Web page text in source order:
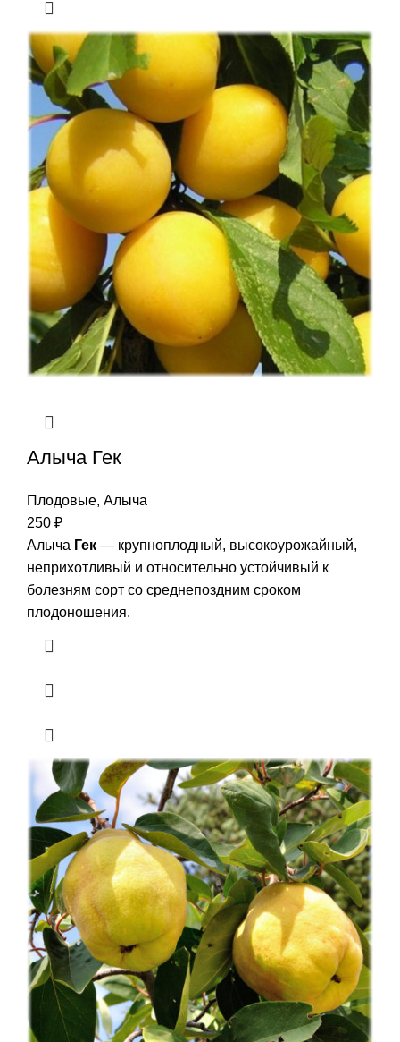
Алыча Гек
Плодовые, Алыча
250 ₽
Алыча Гек — крупноплодный, высокоурожайный,
неприхотливый и относительно устойчивый к
болезням сорт со среднепоздним сроком
плодоношения.